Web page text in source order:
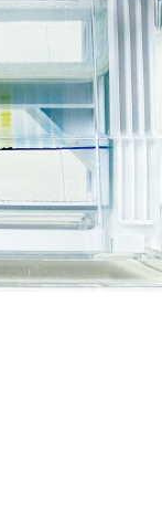
ージーラン クリアネ